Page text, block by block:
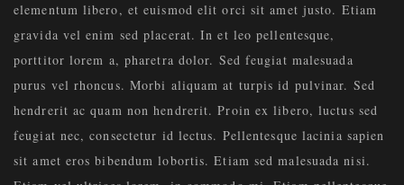
elementum libero, et euismod elit orci sit amet justo. Etiam
gravida vel enim sed placerat. In et leo pellentesque,
porttitor lorem a, pharetra dolor. Sed feugiat malesuada
purus vel rhoncus. Morbi aliquam at turpis id pulvinar. Sed
hendrerit ac quam non hendrerit. Proin ex libero, luctus sed
feugiat nec, consectetur id lectus. Pellentesque lacinia sapien
sit amet eros bibendum lobortis. Etiam sed malesuada nisi.